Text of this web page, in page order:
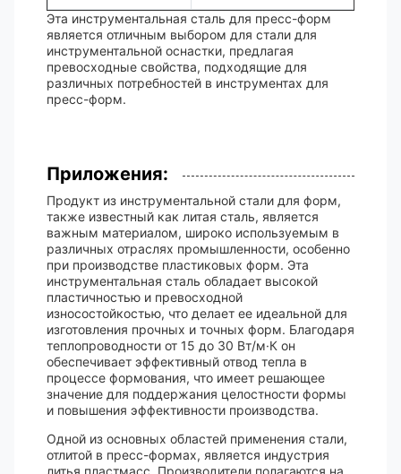
Эта инструментальная сталь для пресс-форм
является отличным выбором для стали для
инструментальной оснастки, предлагая
превосходные свойства, подходящие для
различных потребностей в инструментах для
пресс-форм.
Приложения:
Продукт из инструментальной стали для форм,
также известный как литая сталь, является
важным материалом, широко используемым в
различных отраслях промышленности, особенно
при производстве пластиковых форм. Эта
инструментальная сталь обладает высокой
пластичностью и превосходной
износостойкостью, что делает ее идеальной для
изготовления прочных и точных форм. Благодаря
теплопроводности от 15 до 30 Вт/м·К он
обеспечивает эффективный отвод тепла в
процессе формования, что имеет решающее
значение для поддержания целостности формы
и повышения эффективности производства.
Одной из основных областей применения стали,
отлитой в пресс-формах, является индустрия
литья пластмасс. Производители полагаются на